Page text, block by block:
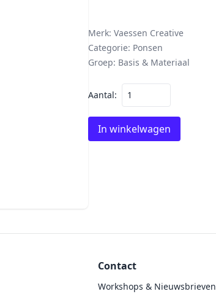
Merk: Vaessen Creative
Categorie: Ponsen
Groep: Basis & Materiaal
Aantal:
In winkelwagen
Contact
Workshops & Nieuwsbrieven